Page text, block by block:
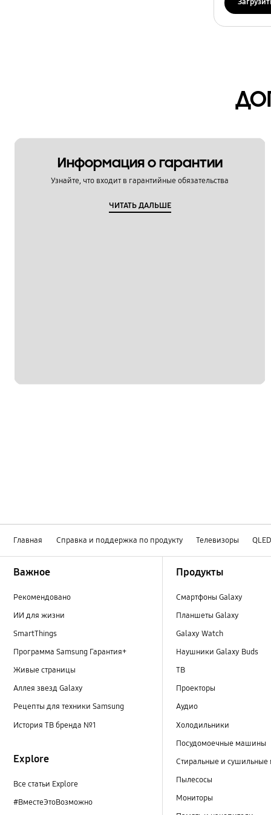
Информация о гарантии
Узнайте, что входит в гарантийные обязательства
ЧИТАТЬ ДАЛЬШЕ
Главная Справка и поддержка по продукту Телевизоры QLED
Важное
Рекомендовано
ИИ для жизни
SmartThings
Программа Samsung Гарантия+
Живые страницы
Аллея звезд Galaxy
Рецепты для техники Samsung
История ТВ бренда №1
Explore
Все статьи Explore
#ВместеЭтоВозможно
Продукты
Смартфоны Galaxy
Планшеты Galaxy
Galaxy Watch
Наушники Galaxy Buds
ТВ
Проекторы
Аудио
Холодильники
Посудомоечные машины
Стиральные и
Пылесосы
Мониторы